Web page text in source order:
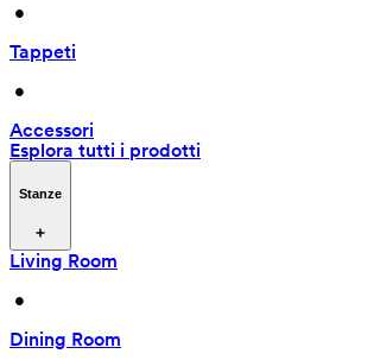
•
Tappeti
•
Accessori
Esplora tutti i prodotti
Stanze
Living Room
•
Dining Room